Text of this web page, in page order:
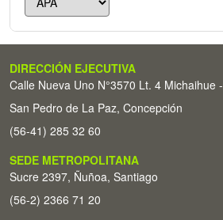
DIRECCIÓN EJECUTIVA
Calle Nueva Uno N°3570 Lt. 4 Michaihue -
San Pedro de La Paz, Concepción
(56-41) 285 32 60
SEDE METROPOLITANA
Sucre 2397, Ñuñoa, Santiago
(56-2) 2366 71 20